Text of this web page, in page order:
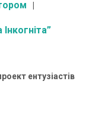
ентузіастів